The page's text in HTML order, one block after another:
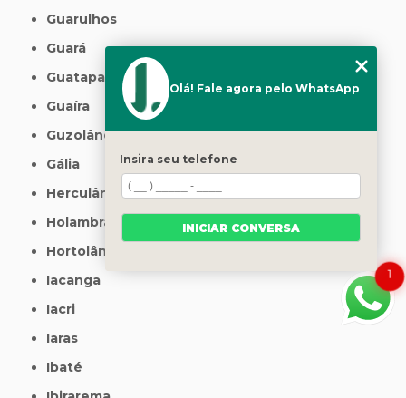
Guarulhos
Guará
Guatapará
Guaíra
Guzolândia
Gália
Herculândia
Holambra
Hortolândia
Iacanga
Iacri
Iaras
Ibaté
1
Olá! Fale agora pelo WhatsApp
Insira seu telefone
INICIAR CONVERSA